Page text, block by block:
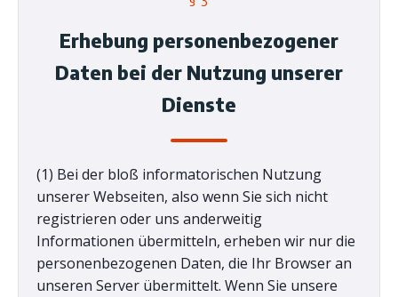
Erhebung personenbezogener
Daten bei der Nutzung unserer
Dienste
(1) Bei der bloß informatorischen Nutzung
unserer Webseiten, also wenn Sie sich nicht
registrieren oder uns anderweitig
Informationen übermitteln, erheben wir nur die
personenbezogenen Daten, die Ihr Browser an
unseren Server übermittelt. Wenn Sie unsere